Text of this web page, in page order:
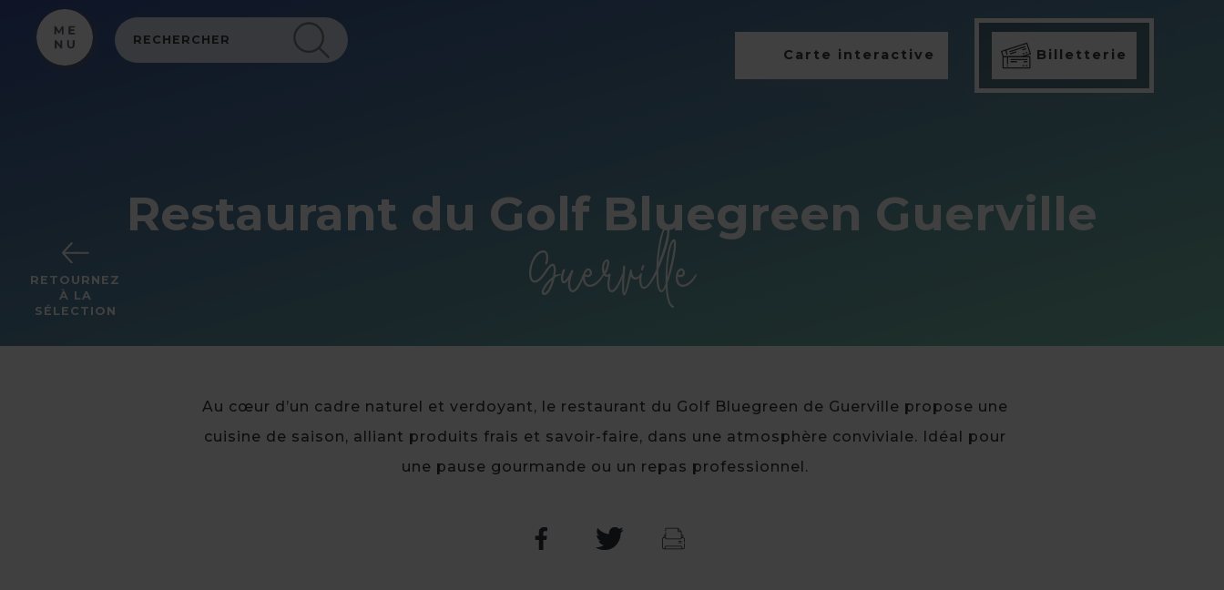
Carte interactive Billetterie
RETOURNEZ
À LA
SÉLECTION
Restaurant du Golf Bluegreen Guerville
Guerville
Au cœur d’un cadre naturel et verdoyant, le restaurant du Golf Bluegreen de Guerville propose une
cuisine de saison, alliant produits frais et savoir-faire, dans une atmosphère conviviale. Idéal pour
une pause gourmande ou un repas professionnel.
Panneau de gestion des cookies